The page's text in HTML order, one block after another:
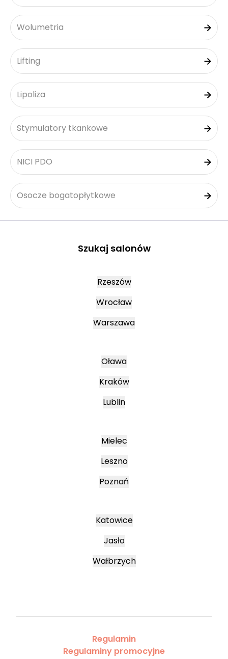
Wolumetria
Lifting
Lipoliza
Stymulatory tkankowe
NICI PDO
Osocze bogatopłytkowe
Szukaj salonów
Rzeszów
Wrocław
Warszawa
Oława
Kraków
Lublin
Mielec
Leszno
Poznań
Katowice
Jasło
Wałbrzych
Regulamin
Regulaminy promocyjne